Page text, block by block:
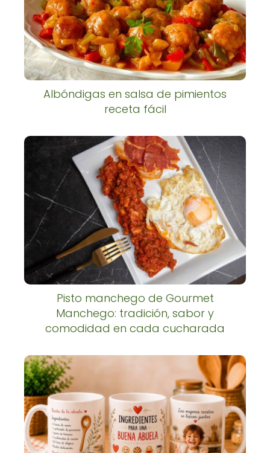
Albóndigas en salsa de pimientos
receta fácil
Pisto manchego de Gourmet
Manchego: tradición, sabor y
comodidad en cada cucharada